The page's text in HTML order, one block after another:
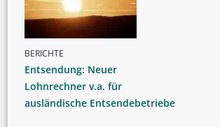
BERICHTE
Entsendung: Neuer
Lohnrechner v.a. für
ausländische Entsendebetriebe